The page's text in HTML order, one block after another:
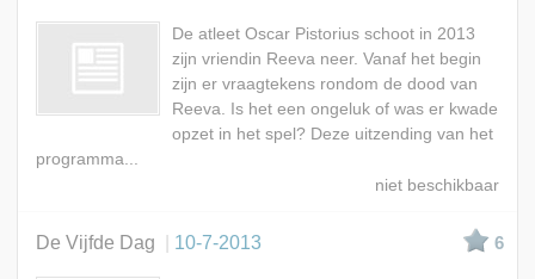
De atleet Oscar Pistorius schoot in 2013
zijn vriendin Reeva neer. Vanaf het begin
zijn er vraagtekens rondom de dood van
Reeva. Is het een ongeluk of was er kwade
opzet in het spel? Deze uitzending van het
programma...
De Vijfde Dag 10-7-2013 6